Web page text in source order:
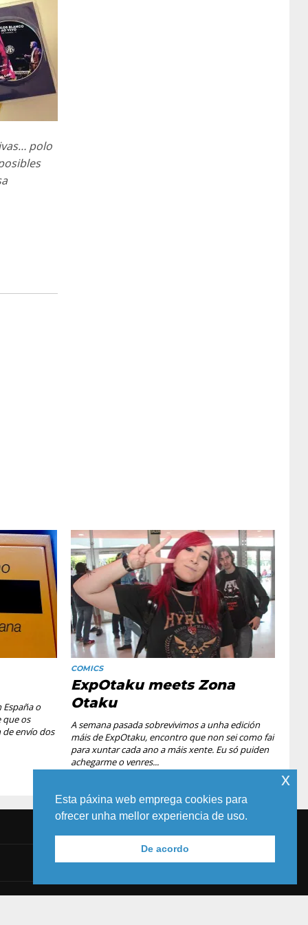
… polo
o
que os
envío dos
COMICS
ExpOtaku meets Zona
Otaku
A semana pasada sobrevivimos a unha edición
máis de ExpOtaku, encontro que non sei como fai
para xuntar cada ano a máis xente. Eu só puiden
achegarme o venres...
Esta páxina web emprega cookies para
ofrecer unha mellor experiencia de uso.
De acordo
x